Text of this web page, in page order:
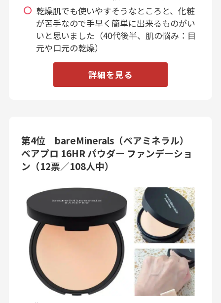
乾燥肌でも使いやすそうなところと、化粧
が苦手なので手早く簡単に出来るものがい
いと思いました（40代後半、肌の悩み：目
元や口元の乾燥）
詳細を見る
第4位 bareMinerals（ベアミネラル）
ベアプロ 16HR パウダー ファンデーショ
ン（12票／108人中）